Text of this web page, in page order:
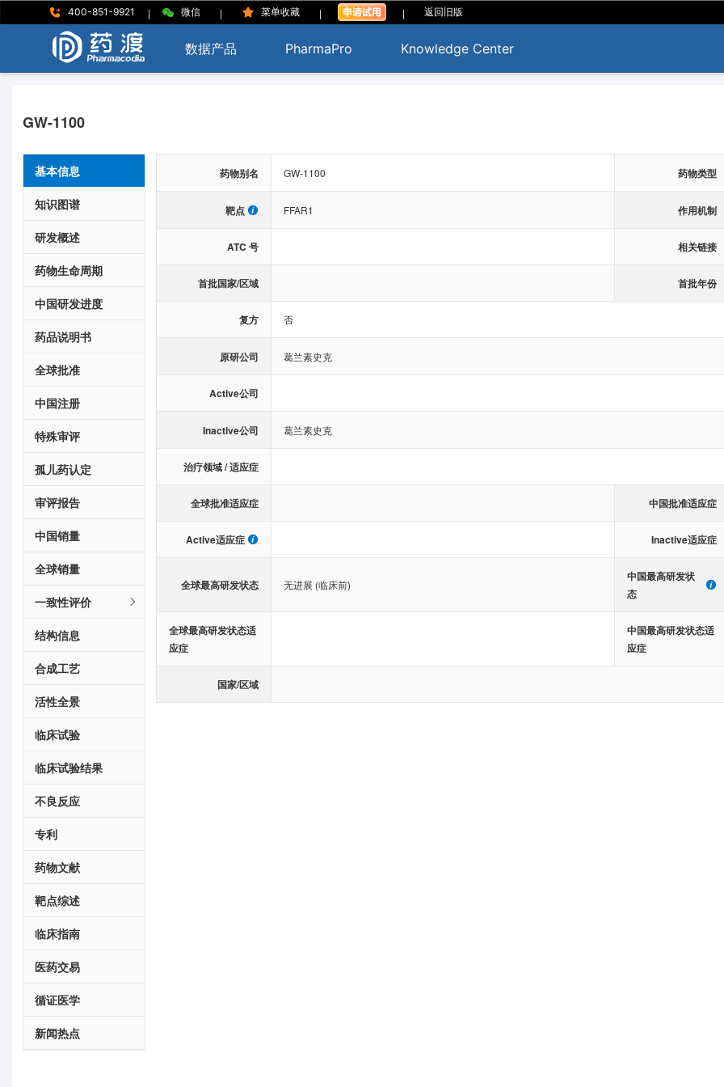
400-851-9921 | 微信 | 菜单收藏 | | 返回旧版
数据产品 PharmaPro Knowledge Center
GW-1100
基本信息
知识图谱
研发概述
药物生命周期
中国研发进度
药品说明书
全球批准
中国注册
特殊审评
孤儿药认定
审评报告
中国销量
全球销量
一致性评价
结构信息
合成工艺
活性全景
临床试验
临床试验结果
不良反应
专利
药物文献
靶点综述
临床指南
医药交易
循证医学
新闻热点
药物别名 GW-1100 药物类型
靶点 FFAR1 作用机制
ATC 号 相关链接
首批国家/区域 首批年份
复方 否
原研公司 葛兰素史克
Active公司
Inactive公司 葛兰素史克
治疗领域 / 适应症
全球批准适应症 中国批准适应症
Active适应症 Inactive适应症
全球最高研发状态 无进展 (临床前)
中国最高研发状
态
全球最高研发状态适
应症
中国最高研发状态适
应症
国家/区域